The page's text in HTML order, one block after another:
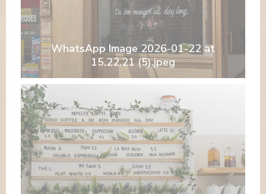
WhatsApp Image 2026-01-22 at
15.22.21 (5).jpeg